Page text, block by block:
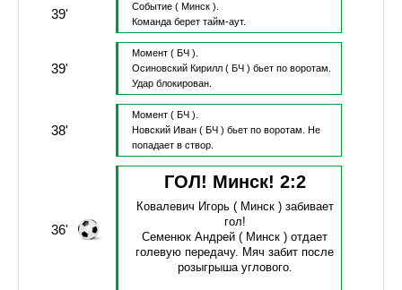
39' Событие ( Минск ).
Команда берет тайм-аут.
39'
Момент ( БЧ ).
Осиновский Кирилл( БЧ ) бьет по воротам.
Удар блокирован.
38'
Момент ( БЧ ).
Новский Иван( БЧ ) бьет по воротам.
Не
попадает в створ.
36'
ГОЛ! Минск! 2:2
Ковалевич Игорь( Минск ) забивает
гол!
Семенюк Андрей ( Минск )отдает
голевую передачу. Мяч забит после
розыгрыша углового.